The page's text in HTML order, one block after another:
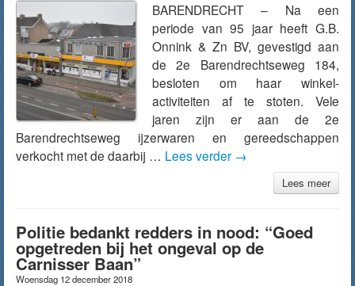
BARENDRECHT – Na een
periode van 95 jaar heeft G.B.
Onnink & Zn BV, gevestigd aan
de 2e Barendrechtseweg 184,
besloten om haar winkel-
activiteiten af te stoten. Vele
jaren zijn er aan de 2e
Barendrechtseweg ijzerwaren en gereedschappen
verkocht met de daarbij … Lees verder →
Lees meer
Politie bedankt redders in nood: “Goed
opgetreden bij het ongeval op de
Carnisser Baan”
Woensdag 12 december 2018